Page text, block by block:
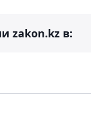
zakon.kz в: